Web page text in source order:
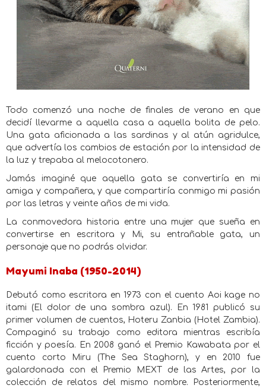
Todo comenzó una noche de finales de verano en que
decidí llevarme a aquella casa a aquella bolita de pelo.
Una gata aficionada a las sardinas y al atún agridulce,
que advertía los cambios de estación por la intensidad de
la luz y trepaba al melocotonero.
Jamás imaginé que aquella gata se convertiría en mi
amiga y compañera, y que compartiría conmigo mi pasión
por las letras y veinte años de mi vida.
La conmovedora historia entre una mujer que sueña en
convertirse en escritora y Mi, su entrañable gata, un
personaje que no podrás olvidar.
Mayumi Inaba (1950-2014)
Debutó como escritora en 1973 con el cuento Aoi kage no
itami (El dolor de una sombra azul). En 1981 publicó su
primer volumen de cuentos, Hoteru Zanbia (Hotel Zambia).
Compaginó su trabajo como editora mientras escribía
ficción y poesía. En 2008 ganó el Premio Kawabata por el
cuento corto Miru (The Sea Staghorn), y en 2010 fue
galardonada con el Premio MEXT de las Artes, por la
colección de relatos del mismo nombre. Posteriormente,